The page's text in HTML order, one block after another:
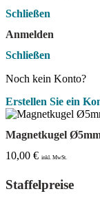
Schließen
Anmelden
Schließen
Noch kein Konto?
Erstellen Sie ein
Magnetkugel
10,00 € inkl. MwSt.
Staffelpreise